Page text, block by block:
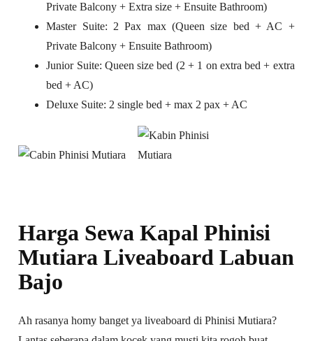
Private Balcony + Extra size + Ensuite Bathroom)
Master Suite: 2 Pax max (Queen size bed + AC +
Private Balcony + Ensuite Bathroom)
Junior Suite: Queen size bed (2 + 1 on extra bed + extra
bed + AC)
Deluxe Suite: 2 single bed + max 2 pax + AC
Harga Sewa Kapal Phinisi
Mutiara Liveaboard Labuan
Bajo
Ah rasanya homy banget ya liveaboard di Phinisi Mutiara?